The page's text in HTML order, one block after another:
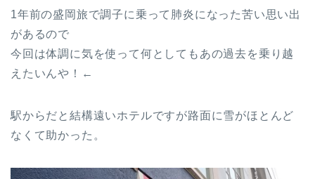
1年前の盛岡旅で調子に乗って肺炎になった苦い思い出
があるので
今回は体調に気を使って何としてもあの過去を乗り越
えたいんや！←
駅からだと結構遠いホテルですが路面に雪がほとんど
なくて助かった。